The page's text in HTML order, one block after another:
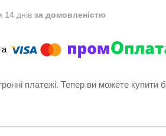
14 днів за домовленістю
платежі. Тепер ви можете купити